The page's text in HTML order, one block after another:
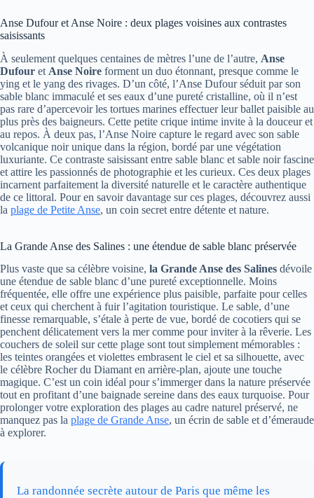
Anse Dufour et Anse Noire : deux plages voisines aux contrastes
saisissants
À seulement quelques centaines de mètres l’une de l’autre, Anse
Dufour et Anse Noire forment un duo étonnant, presque comme le
ying et le yang des rivages. D’un côté, l’Anse Dufour séduit par son
sable blanc immaculé et ses eaux d’une pureté cristalline, où il n’est
pas rare d’apercevoir les tortues marines effectuer leur ballet paisible au
plus près des baigneurs. Cette petite crique intime invite à la douceur et
au repos. À deux pas, l’Anse Noire capture le regard avec son sable
volcanique noir unique dans la région, bordé par une végétation
luxuriante. Ce contraste saisissant entre sable blanc et sable noir fascine
et attire les passionnés de photographie et les curieux. Ces deux plages
incarnent parfaitement la diversité naturelle et le caractère authentique
de ce littoral. Pour en savoir davantage sur ces plages, découvrez aussi
la plage de Petite Anse, un coin secret entre détente et nature.
La Grande Anse des Salines : une étendue de sable blanc préservée
Plus vaste que sa célèbre voisine, la Grande Anse des Salines dévoile
une étendue de sable blanc d’une pureté exceptionnelle. Moins
fréquentée, elle offre une expérience plus paisible, parfaite pour celles
et ceux qui cherchent à fuir l’agitation touristique. Le sable, d’une
finesse remarquable, s’étale à perte de vue, bordé de cocotiers qui se
penchent délicatement vers la mer comme pour inviter à la rêverie. Les
couchers de soleil sur cette plage sont tout simplement mémorables :
les teintes orangées et violettes embrasent le ciel et sa silhouette, avec
le célèbre Rocher du Diamant en arrière-plan, ajoute une touche
magique. C’est un coin idéal pour s’immerger dans la nature préservée
tout en profitant d’une baignade sereine dans des eaux turquoise. Pour
prolonger votre exploration des plages au cadre naturel préservé, ne
manquez pas la plage de Grande Anse, un écrin de sable et d’émeraude
à explorer.
La randonnée secrète autour de Paris que même les